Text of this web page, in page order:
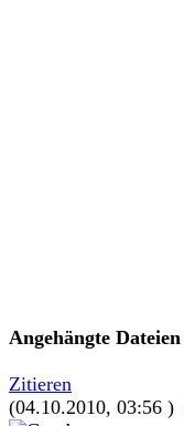
Angehängte Dateien
Zitieren
(04.10.2010, 03:56 )